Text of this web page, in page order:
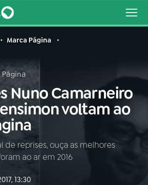
Buscar
AO VIVO
Marca Página
Página
Nuno Camarneiro
voltam ao
de reprises, ouça as melhores
ao ar em 2016
13:30